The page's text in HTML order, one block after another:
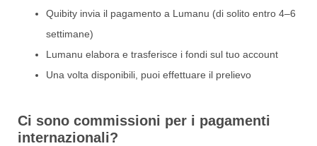
Quibity invia il pagamento a Lumanu (di solito entro 4–6
settimane)
Lumanu elabora e trasferisce i fondi sul tuo account
Una volta disponibili, puoi effettuare il prelievo
Ci sono commissioni per i pagamenti
internazionali?